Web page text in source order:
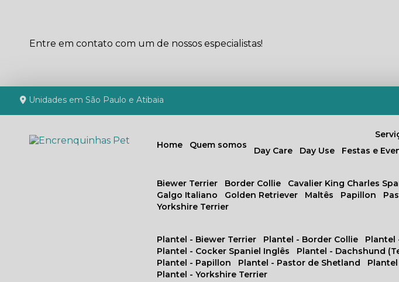
Entre em contato com um de nossos especialistas!
Unidades em São Paulo e Atibaia
Home Quem somos
Plantel - Biewer Terrier
Plantel - Border Collie
Plantel - Cocker Spaniel Inglês
Plantel - Dachshund
Plantel - Papillon
Plantel - Pastor de Shetland
Plantel - Yorkshire Terrier
Day Care
Day Use Festas e
Biewer Terrier
Border Collie Cavalier King Charles
Galgo Italiano
Golden Retriever Maltês Papillon
Yorkshire Terrier